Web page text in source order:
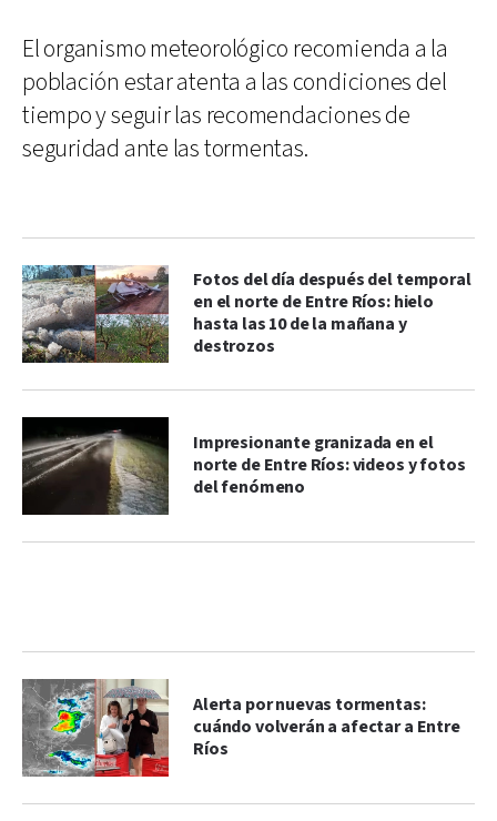
El organismo meteorológico recomienda a la
población estar atenta a las condiciones del
tiempo y seguir las recomendaciones de
seguridad ante las tormentas.
Fotos del día después del temporal
en el norte de Entre Ríos: hielo
hasta las 10 de la mañana y
destrozos
Impresionante granizada en el
norte de Entre Ríos: videos y fotos
del fenómeno
Alerta por nuevas tormentas:
cuándo volverán a afectar a Entre
Ríos